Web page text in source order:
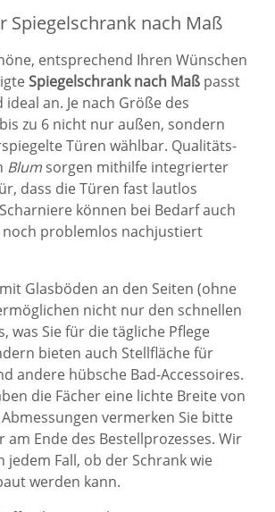
Spiegelschrank nach Maß
entsprechend Ihren Wünschen
Spiegelschrank nach Maß passt
ideal an. Je nach Größe des
zu 6 nicht nur außen, sondern
Türen wählbar. Qualitäts-
Blum sorgen mithilfe integrierter
dass die Türen fast lautlos
können bei Bedarf auch
problemlos nachjustiert
mit Glasböden an den Seiten (ohne
nicht nur den schnellen
was Sie für die tägliche Pflege
bieten auch Stellfläche für
andere hübsche Bad-Accessoires.
die Fächer eine lichte Breite von
vermerken Sie bitte
am Ende des Bestellprozesses. Wir
Fall, ob der Schrank wie
werden kann.